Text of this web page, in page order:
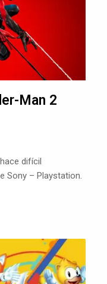
Man 2
difícil
Sony – Playstation.